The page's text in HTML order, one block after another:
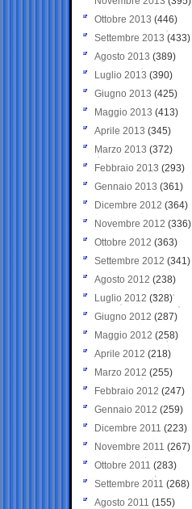
Ottobre 2013 (446)
Settembre 2013 (433)
Agosto 2013 (389)
Luglio 2013 (390)
Giugno 2013 (425)
Maggio 2013 (413)
Aprile 2013 (345)
Marzo 2013 (372)
Febbraio 2013 (293)
Gennaio 2013 (361)
Dicembre 2012 (364)
Novembre 2012 (336)
Ottobre 2012 (363)
Settembre 2012 (341)
Agosto 2012 (238)
Luglio 2012 (328)
Giugno 2012 (287)
Maggio 2012 (258)
Aprile 2012 (218)
Marzo 2012 (255)
Febbraio 2012 (247)
Gennaio 2012 (259)
Dicembre 2011 (223)
Novembre 2011 (267)
Ottobre 2011 (283)
Settembre 2011 (268)
Agosto 2011 (155)